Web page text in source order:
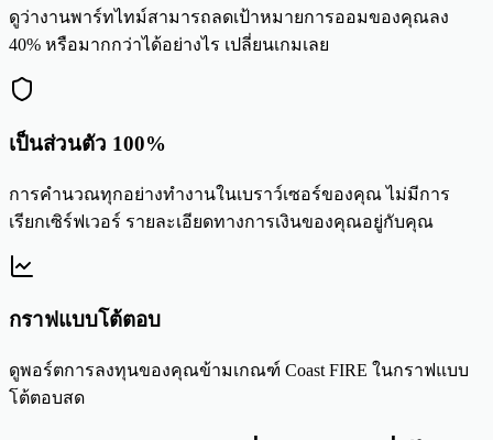
ดูว่างานพาร์ทไทม์สามารถลดเป้าหมายการออมของคุณลง
40% หรือมากกว่าได้อย่างไร เปลี่ยนเกมเลย
เป็นส่วนตัว 100%
การคำนวณทุกอย่างทำงานในเบราว์เซอร์ของคุณ ไม่มีการ
เรียกเซิร์ฟเวอร์ รายละเอียดทางการเงินของคุณอยู่กับคุณ
กราฟแบบโต้ตอบ
ดูพอร์ตการลงทุนของคุณข้ามเกณฑ์ Coast FIRE ในกราฟแบบ
โต้ตอบสด